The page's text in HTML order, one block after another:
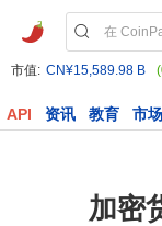
市值: CN¥15,589.98 B
API 资讯 教育 市
加密